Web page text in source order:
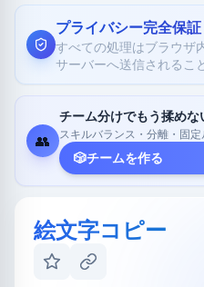
プライバシー完全保証
すべての処理はブラウザ
サーバーへ送信されるこ
👥
チーム分けでもう揉めな
スキルバランス・分離・固
🎲チームを作る
絵文字コピー